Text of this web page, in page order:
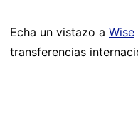
Echa un vistazo a Wise
transferencias